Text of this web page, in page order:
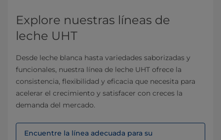
Explore nuestras líneas de
leche UHT
Desde leche blanca hasta variedades saborizadas y
funcionales, nuestra línea de leche UHT ofrece la
consistencia, flexibilidad y eficacia que necesita para
acelerar el crecimiento y satisfacer con creces la
demanda del mercado.
Encuentre la línea adecuada para su